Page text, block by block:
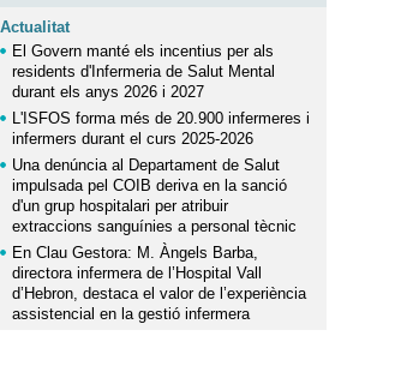
Actualitat
El Govern manté els incentius per als
residents d'Infermeria de Salut Mental
durant els anys 2026 i 2027
L'ISFOS forma més de 20.900 infermeres i
infermers durant el curs 2025-2026
Una denúncia al Departament de Salut
impulsada pel COIB deriva en la sanció
d'un grup hospitalari per atribuir
extraccions sanguínies a personal tècnic
En Clau Gestora: M. Àngels Barba,
directora infermera de l’Hospital Vall
d’Hebron, destaca el valor de l’experiència
assistencial en la gestió infermera